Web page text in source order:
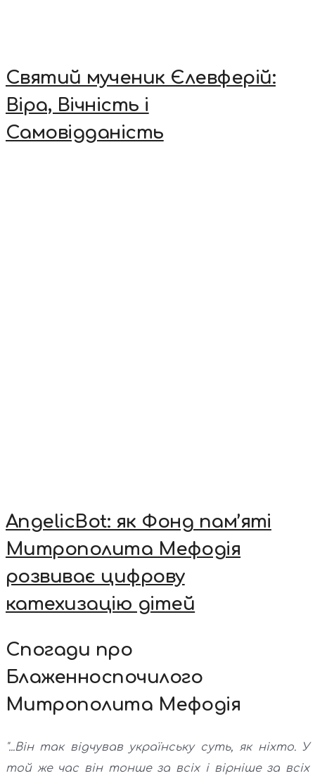
Святий мученик Єлевферій:
Віра, Вічність і
Самовідданість
AngelicBot: як Фонд пам’яті
Митрополита Мефодія
розвиває цифрову
катехизацію дітей
Спогади про
Блаженноспочилого
Митрополита Мефодія
"...Він так відчував українську суть, як ніхто. У
той же час він тонше за всіх і вірніше за всіх